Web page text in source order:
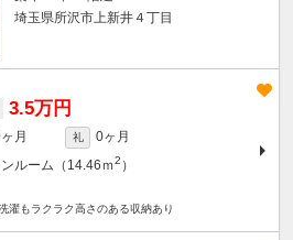
埼玉県所沢市上新井４丁目
3.5万円
月 礼
0ヶ月
ルーム（14.46ｍ2 ）
濯もラクラク高さのある収納あり